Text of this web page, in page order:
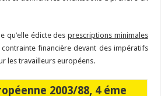
qu’elle édicte desprescriptions minimales
financière devant des impératifs
les travailleurs européens.
2003/88, 4 éme